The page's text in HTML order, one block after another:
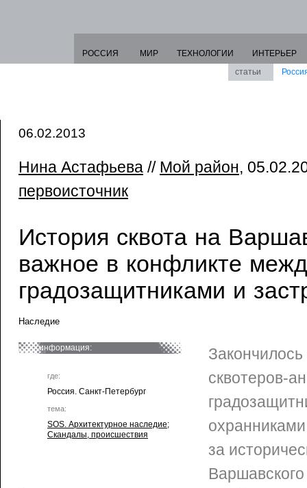
РОССИЯ МИР ТЕХНОЛОГИИ
ИНТЕРЬЕР
статьи
06.02.2013
Нина Астафьева // Мой район,
первоисточник
История сквота на
важное в конфликте
градозащитниками и
Наследие
информация:
где:
Россия. Санкт-Петербург
тема:
SOS. Архитектурное наследие;
Скандалы, происшествия
сквотеров-
за